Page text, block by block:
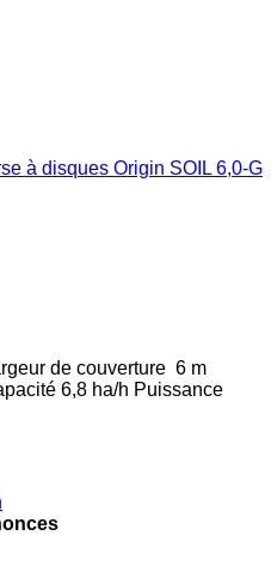
à disques Origin SOIL 6,0-G
de couverture 6 m
6,8 ha/h Puissance